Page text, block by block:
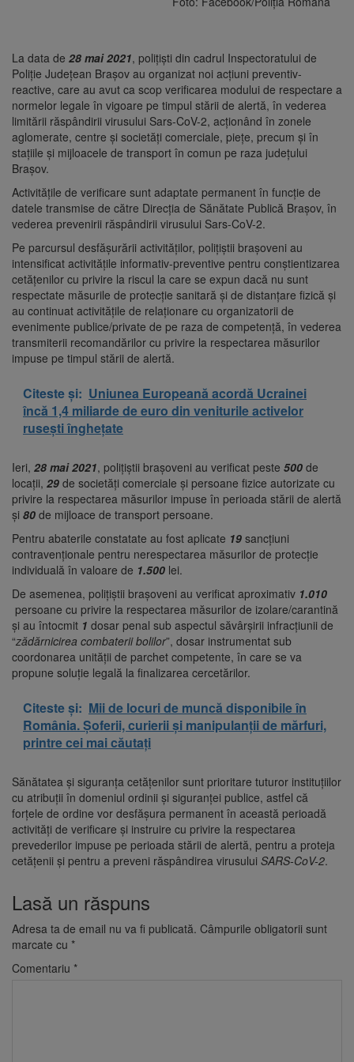
La data de 28 mai2021, polițiști din cadrul Inspectoratului de
Poliție Județean Brașov au organizat noi acțiuni preventiv-
reactive, care au avut ca scop verificarea modului de respectare a
normelor legale în vigoare pe timpul stării de alertă, în vederea
limitării răspândirii virusului Sars-CoV-2, acționând în zonele
aglomerate, centre și societăți comerciale, piețe, precum și în
stațiile și mijloacele de transport în comun pe raza județului
Brașov.
Activitățile de verificare sunt adaptate permanent în funcție de
datele transmise de către Direcția de Sănătate Publică Brașov, în
vederea prevenirii răspândirii virusului Sars-CoV-2.
Pe parcursul desfășurării activităților, polițiștii brașoveni au
intensificat activitățile informativ-preventive pentru conștientizarea
cetățenilor cu privire la riscul la care se expun dacă nu sunt
respectate măsurile de protecție sanitară și de distanțare fizică și
au continuat activitățile de relaționare cu organizatorii de
evenimente publice/private de pe raza de competență, în vederea
transmiterii recomandărilor cu privire la respectarea măsurilor
impuse pe timpul stării de alertă.
Citeste și: Uniunea Europeană acordă Ucrainei
încă 1,4 miliarde de euro din veniturile activelor
rusești înghețate
Ieri, 28 mai 2021, polițiștii brașoveni au verificat peste 500 de
locații, 29 de societăți comerciale și persoane fizice autorizate cu
privire la respectarea măsurilor impuse în perioada stării de alertă
și 80 de mijloace de transport persoane.
Pentru abaterile constatate au fost aplicate 19 sancțiuni
contravenționale pentru nerespectarea măsurilor de protecție
individuală în valoare de 1.500 lei.
De asemenea, polițiștii brașoveni au verificat aproximativ 1.010
persoane cu privire la respectarea măsurilor de izolare/carantină
și au întocmit 1 dosar penal sub aspectul săvârșirii infracțiunii de
“zădărnicirea combaterii bolilor”, dosar instrumentat sub
coordonarea unității de parchet competente, în care se va
propune soluție legală la finalizarea cercetărilor.
Citeste și: Mii de locuri de muncă disponibile în
România. Șoferii, curierii și manipulanții de mărfuri,
printre cei mai căutați
Sănătatea și siguranța cetățenilor sunt prioritare tuturor instituțiilor
cu atribuții în domeniul ordinii și siguranței publice, astfel că
forțele de ordine vor desfășura permanent în această perioadă
activități de verificare și instruire cu privire la respectarea
prevederilor impuse pe perioada stării de alertă, pentru a proteja
cetățenii și pentru a preveni răspândirea virusului SARS-CoV-2.
Lasă un răspuns
Adresa ta de email nu va fi publicată. Câmpurile obligatorii sunt
marcate cu *
Comentariu *